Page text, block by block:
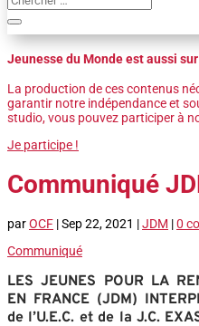
Jeunesse du Monde est aussi
La production de ces contenus
garantir notre indépendance et
studio, vous pouvez participer à
Je participe !
Communiqué
parOCF |Sep 22, 2021 |JDM |0
Communiqué
LES JEUNES POUR LA
EN FRANCE (JDM)
de l’U.E.C. et de la J.C.